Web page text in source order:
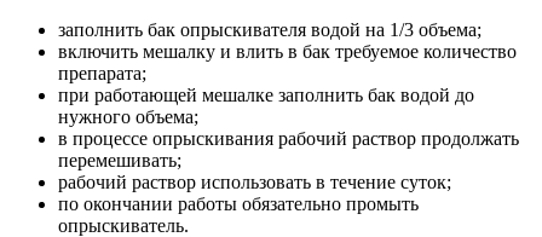
заполнить бак опрыскивателя водой на 1/3 объема;
включить мешалку и влить в бак требуемое количество
препарата;
при работающей мешалке заполнить бак водой до
нужного объема;
в процессе опрыскивания рабочий раствор продолжать
перемешивать;
рабочий раствор использовать в течение суток;
по окончании работы обязательно промыть
опрыскиватель.